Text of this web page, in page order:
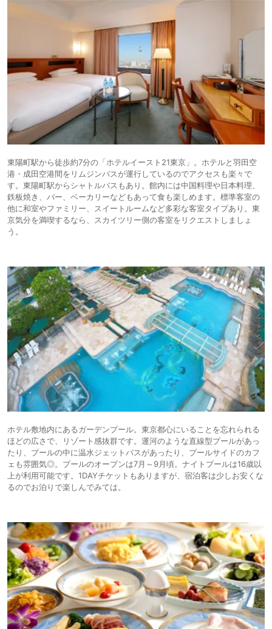
東陽町駅から徒歩約7分の「ホテルイースト21東京」。ホテルと羽田空
港・成田空港間をリムジンバスが運行しているのでアクセスも楽々で
す。東陽町駅からシャトルバスもあり。館内には中国料理や日本料理、
鉄板焼き、バー、ベーカリーなどもあって食も楽しめます。標準客室の
他に和室やファミリー、スイートルームなど多彩な客室タイプあり。東
京気分を満喫するなら、スカイツリー側の客室をリクエストしましょ
う。
ホテル敷地内にあるガーデンプール。東京都心にいることを忘れられる
ほどの広さで、リゾート感抜群です。運河のような直線型プールがあっ
たり、プールの中に温水ジェットバスがあったり、プールサイドのカフ
ェも雰囲気◎。プールのオープンは7月～9月頃。ナイトプールは16歳以
上が利用可能です。1DAYチケットもありますが、宿泊客は少しお安くな
るのでお泊りで楽しんでみては。